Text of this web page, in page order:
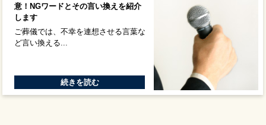
意！NGワードとその言い換えを紹介
します
ご葬儀では、不幸を連想させる言葉な
ど言い換える...
続きを読む